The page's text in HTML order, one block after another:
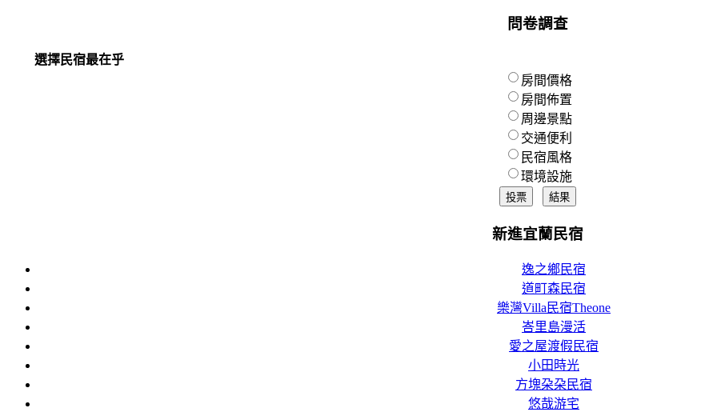
問卷調查
選擇民宿最在乎
房間價格
房間佈置
周邊景點
交通便利
民宿風格
環境設施
新進宜蘭民宿
逸之鄉民宿
道町森民宿
樂灣Villa民宿Theone
峇里島漫活
愛之屋渡假民宿
小田時光
方塊朶朶民宿
悠哉游宅